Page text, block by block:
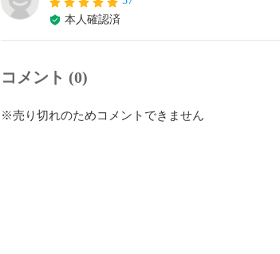
本人確認済
コメント (0)
※売り切れのためコメントできません